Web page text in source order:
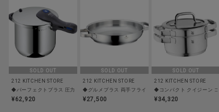
SOLD OUT
212 KITCHEN STORE
◆パーフェクトプラス 圧力鍋 6.5L ＜WMF ヴェーエムエフ＞
¥62,920
SOLD OUT
212 KITCHEN STORE
◆グルメプラス 両手フライパン 28cm ＜WMF ヴェーエ
¥27,500
SOLD OUT
212 KITCHEN STORE
◆コンパクト クイジーン
¥34,320